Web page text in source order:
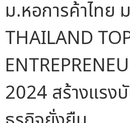
ม.หอการค้าไทย
THAILAND
2024 สร้างแรง